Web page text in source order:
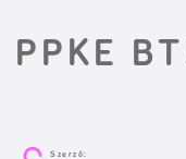
PPKE
Szerző: